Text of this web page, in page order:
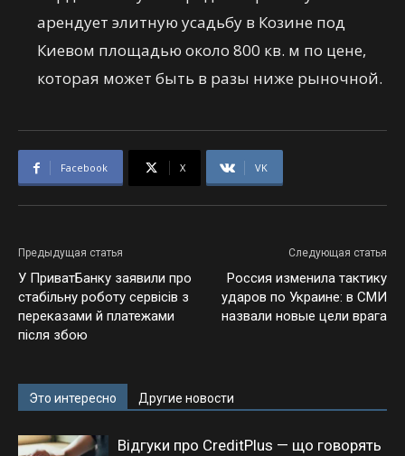
арендует элитную усадьбу в Козине под
Киевом площадью около 800 кв. м по цене,
которая может быть в разы ниже рыночной.
Facebook X VK
Предыдущая статья
У ПриватБанку заявили про
стабільну роботу сервісів з
переказами й платежами
після збою
Следующая статья
Россия изменила тактику
ударов по Украине: в СМИ
назвали новые цели врага
Это интересно Другие новости
Відгуки про CreditPlus — що говорять